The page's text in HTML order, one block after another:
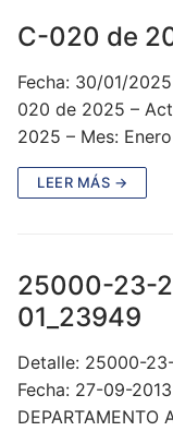
C-020 de
Fecha: 30/01/
020 de 2025 –
2025 – Mes:
LEER MÁS →
25000-23-
01_23949
Detalle: 25000-
Fecha: 27-09-
DEPARTAMENTO